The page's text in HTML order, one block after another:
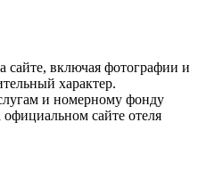
сайте, включая фотографии и
характер.
и номерному фонду
сайте отеля